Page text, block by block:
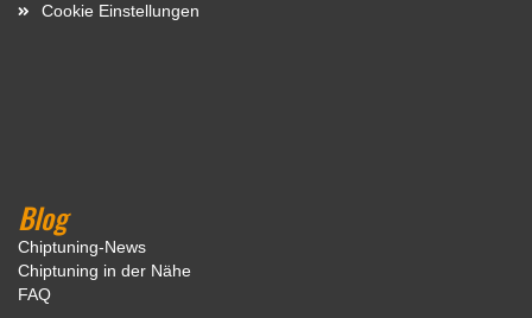
Cookie Einstellungen
Blog
Chiptuning-News
Chiptuning in der Nähe
FAQ